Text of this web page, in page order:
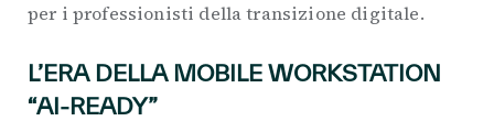
per i professionisti della transizione digitale.
L’ERA DELLA MOBILE WORKSTATION
“AI-READY”